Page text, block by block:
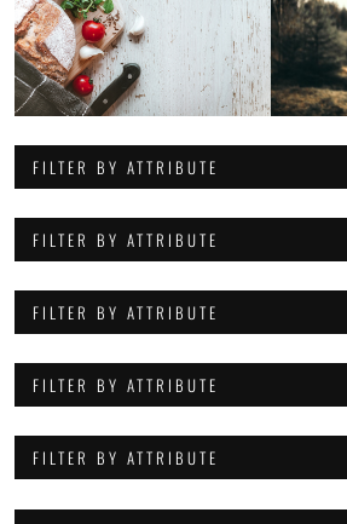
FILTER BY ATTRIBUTE
FILTER BY ATTRIBUTE
FILTER BY ATTRIBUTE
FILTER BY ATTRIBUTE
FILTER BY ATTRIBUTE